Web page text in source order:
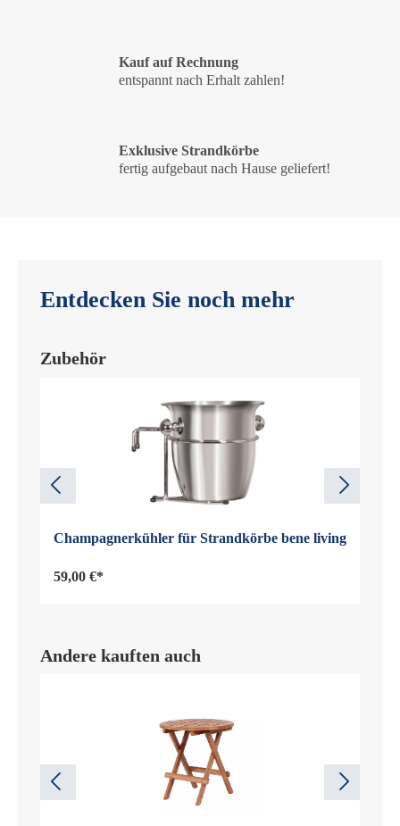
Kauf auf Rechnung
entspannt nach Erhalt zahlen!
Exklusive Strandkörbe
fertig aufgebaut nach Hause geliefert!
Entdecken Sie noch mehr
Zubehör
Champagnerkühler für Strandkörbe bene living
59,00 €*
Andere kauften auch